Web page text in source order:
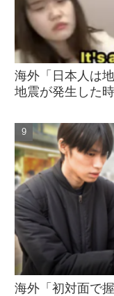
海外「日本人は
地震が発生した
海外「初対面で